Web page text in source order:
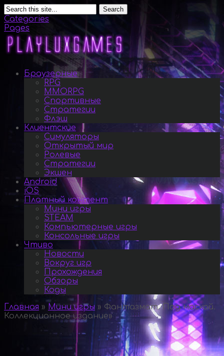
Search
Categories
Pages
Браузерные
RPG
MMORPG
Спортивные
Стратегии
Флэш
Клиентские
Симуляторы
Открытый мир
Ролевые
Стратегии
Экшен
Android
iOS
Платный контент
Мини игры
STEAM
Компьютерные игры
Консольные игры
Чтиво
Новости
Вокруг игр
Прохождения
Обзоры
Коды
Главная » Мини игры » Фантазмат. Под маской.
Коллекционное издание»